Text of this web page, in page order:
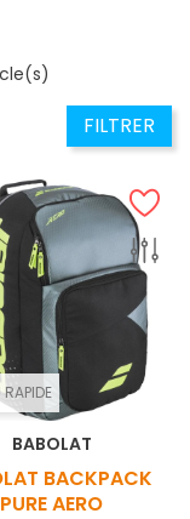
FILTRER
BABOLAT
BACKPACK
PURE AERO